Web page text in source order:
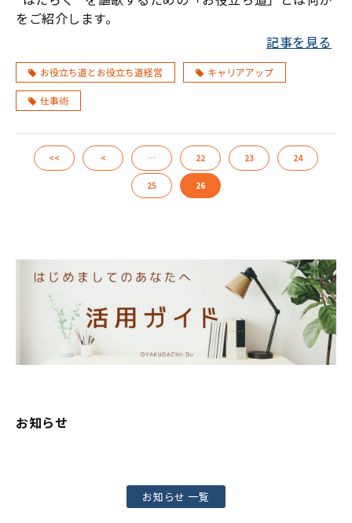
をご紹介します。
記事を見る
お役立ち道とお役立ち道経営 キャリアアップ
仕事術
<< < … 22 23 24
25 26
お知らせ
お知らせ 一覧